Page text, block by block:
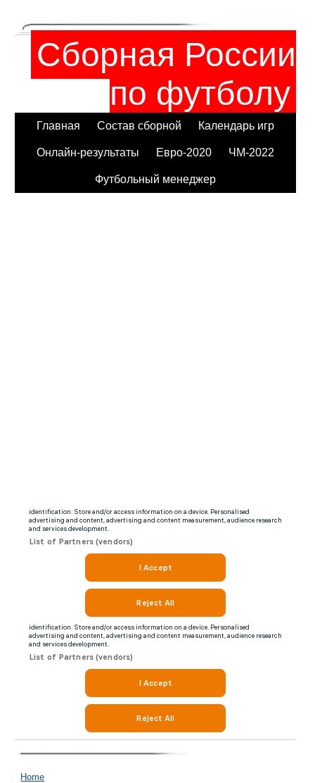
Сборная России
по футболу
Главная Состав сборной Календарь игр
Онлайн-результаты Евро-2020 ЧМ-2022
Футбольный менеджер
Home